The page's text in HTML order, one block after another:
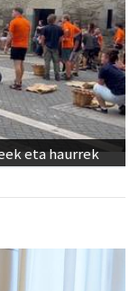
eta haurrek